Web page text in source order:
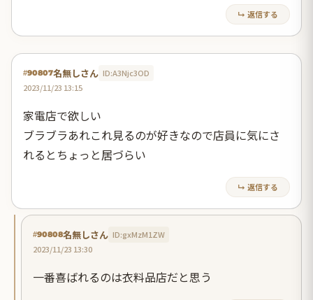
↳ 返信する
#90807名無しさん ID:A3Njc3OD
2023/11/23 13:15
家電店で欲しい
ブラブラあれこれ見るのが好きなので店員に気にさ
れるとちょっと居づらい
↳ 返信する
#90808名無しさん ID:gxMzM1ZW
2023/11/23 13:30
一番喜ばれるのは衣料品店だと思う